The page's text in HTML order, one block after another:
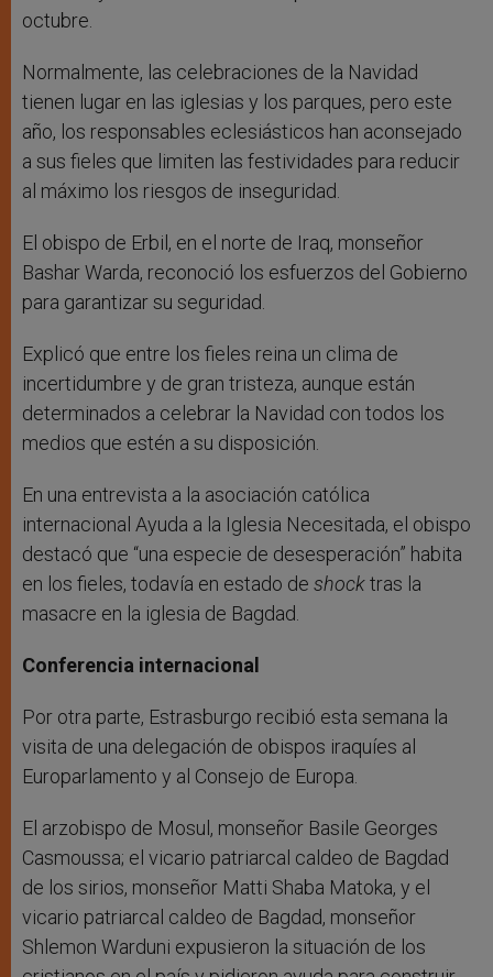
octubre.
Normalmente, las celebraciones de la Navidad
tienen lugar en las iglesias y los parques, pero este
año, los responsables eclesiásticos han aconsejado
a sus fieles que limiten las festividades para reducir
al máximo los riesgos de inseguridad.
El obispo de Erbil, en el norte de Iraq, monseñor
Bashar Warda, reconoció los esfuerzos del Gobierno
para garantizar su seguridad.
Explicó que entre los fieles reina un clima de
incertidumbre y de gran tristeza, aunque están
determinados a celebrar la Navidad con todos los
medios que estén a su disposición.
En una entrevista a la asociación católica
internacional Ayuda a la Iglesia Necesitada, el obispo
destacó que “una especie de desesperación” habita
en los fieles, todavía en estado de shocktras la
masacre en la iglesia de Bagdad.
Conferencia internacional
Por otra parte, Estrasburgo recibió esta semana la
visita de una delegación de obispos iraquíes al
Europarlamento y al Consejo de Europa.
El arzobispo de Mosul, monseñor Basile Georges
Casmoussa; el vicario patriarcal caldeo de Bagdad
de los sirios, monseñor Matti Shaba Matoka, y el
vicario patriarcal caldeo de Bagdad, monseñor
Shlemon Warduni expusieron la situación de los